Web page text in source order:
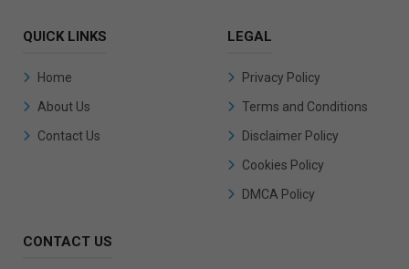
QUICK LINKS
Home
About Us
Contact Us
LEGAL
Privacy Policy
Terms and Conditions
Disclaimer Policy
Cookies Policy
DMCA Policy
CONTACT US